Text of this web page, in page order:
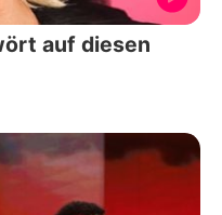
auf diesen